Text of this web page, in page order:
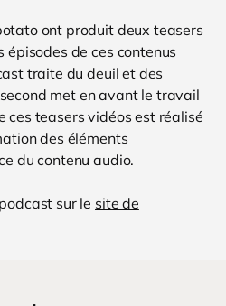
ont produit deux teasers
de ces contenus
traite du deuil et des
met en avant le travail
ces teasers vidéos est réalisé
des éléments
du contenu audio.
sur le site de